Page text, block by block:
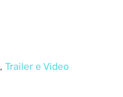
,Trailer e Video